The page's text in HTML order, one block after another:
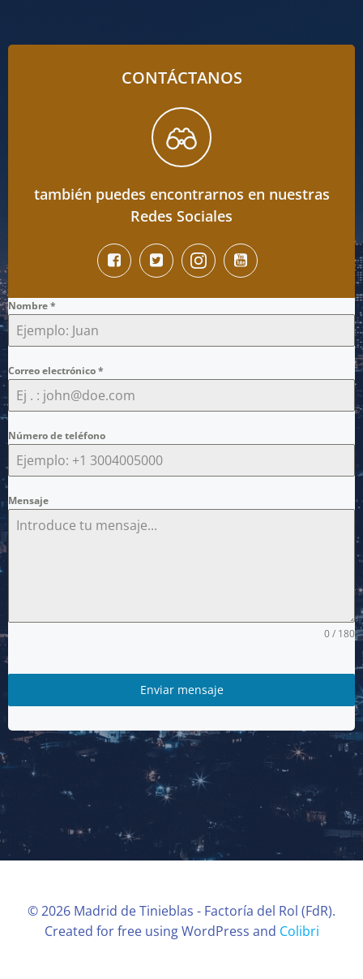
CONTÁCTANOS
también puedes encontrarnos en nuestras
Redes Sociales
Nombre*
Correo electrónico*
Número de teléfono
Mensaje
0 / 180
Enviar mensaje
© 2026 Madrid de Tinieblas - Factoría del Rol (FdR).
Created for free using WordPress and Colibri